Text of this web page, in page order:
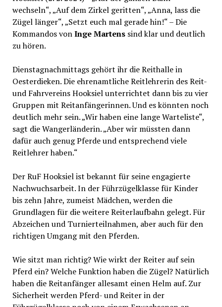
wechseln“, „Auf dem Zirkel geritten“, „Anna, lass die
Zügel länger“, „Setzt euch mal gerade hin!“ – Die
Kommandos vonInge Martens sind klar und deutlich
zu hören.
Dienstagnachmittags gehört ihr die Reithalle in
Oesterdieken. Die ehrenamtliche Reitlehrerin des Reit-
und Fahrvereins Hooksiel unterrichtet dann bis zu vier
Gruppen mit Reitanfängerinnen. Und es könnten noch
deutlich mehr sein. „Wir haben eine lange Warteliste“,
sagt die Wangerländerin. „Aber wir müssten dann
dafür auch genug Pferde und entsprechend viele
Reitlehrer haben.“
Der RuF Hooksiel ist bekannt für seine engagierte
Nachwuchsarbeit. In der Führzügelklasse für Kinder
bis zehn Jahre, zumeist Mädchen, werden die
Grundlagen für die weitere Reiterlaufbahn gelegt. Für
Abzeichen und Turnierteilnahmen, aber auch für den
richtigen Umgang mit den Pferden.
Wie sitzt man richtig? Wie wirkt der Reiter auf sein
Pferd ein? Welche Funktion haben die Zügel? Natürlich
haben die Reitanfänger allesamt einen Helm auf. Zur
Sicherheit werden Pferd- und Reiter in der